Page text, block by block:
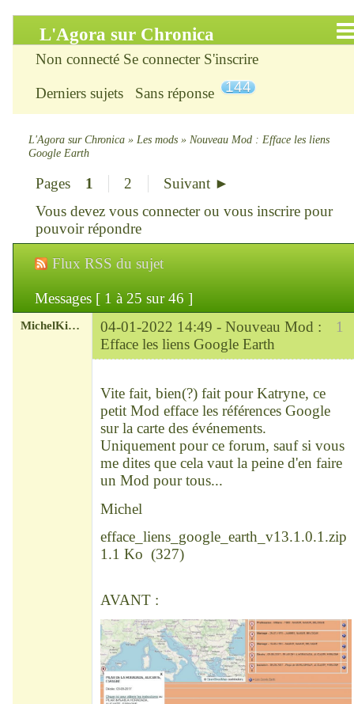
L'Agora sur Chronica
Accueil
Infos
Chercher
S’inscrire
Connexion
Chronica : le site
ChroniKat : les liens
CONTACT
Non connecté Se connecter S'inscrire
Derniers sujets Sans réponse 144
L'Agora sur Chronica » Les mods » Nouveau Mod : Efface les liens
Google Earth
Pages 1 2
Suivant ►
Vous devez vous connecterou vous inscrirepour
pouvoir répondre
Flux RSS du sujet
Messages [ 1 à 25 sur 46 ]
1
MichelKirsch 04-01-2022 14:49 - Nouveau Mod :
Efface les liens Google Earth
Vite fait, bien(?) fait pour Katryne, ce
petit Mod efface les références Google
sur la carte des événements.
Uniquement pour ce forum, sauf si vous
me dites que cela vaut la peine d'en faire
un Mod pour tous...
Michel
efface_liens_google_earth_v13.1.0.1.zip
1.1 Ko (327)
AVANT :